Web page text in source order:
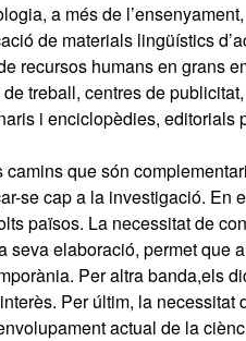
a més de
de materials lingüístics
recursos humans en grans
treball, centres de
i enciclopèdies, editorials
que són
se cap a la investigació. En
països. La necessitat de
elaboració, permet que
Per altra banda,els
Per últim, la necessitat
actual de la